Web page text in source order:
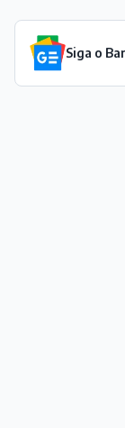
Siga o